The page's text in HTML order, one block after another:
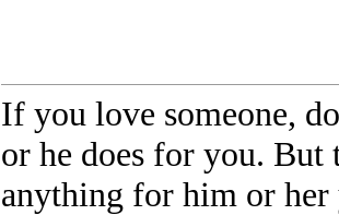
If you love someone,
or he does for you.
anything for him or her